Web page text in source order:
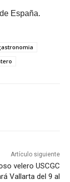
España.
Artículo siguiente
velero USCGC
Vallarta del 9 al